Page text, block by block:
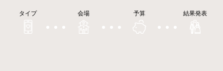
タイプ 会場 予算 結果発表